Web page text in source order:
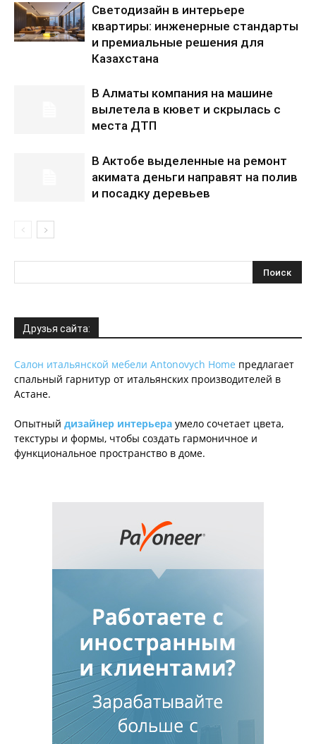
Светодизайн в интерьере
квартиры: инженерные стандарты
и премиальные решения для
Казахстана
В Алматы компания на машине
вылетела в кювет и скрылась с
места ДТП
В Актобе выделенные на ремонт
акимата деньги направят на полив
и посадку деревьев
Друзья сайта:
Салон итальянской мебели Antonovych Home предлагает
спальный гарнитур от итальянских производителей в
Астане.
Опытный дизайнер интерьера умело сочетает цвета,
текстуры и формы, чтобы создать гармоничное и
функциональное пространство в доме.